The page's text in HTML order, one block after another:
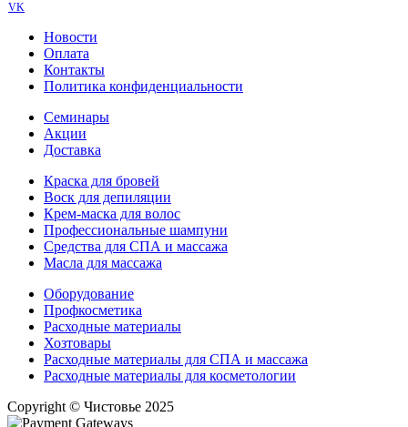
VK
Новости
Оплата
Контакты
Политика конфиденциальности
Семинары
Акции
Доставка
Краска для бровей
Воск для депиляции
Крем-маска для волос
Профессиональные шампуни
Средства для СПА и массажа
Масла для массажа
Оборудование
Профкосметика
Расходные материалы
Хозтовары
Расходные материалы для СПА и массажа
Расходные материалы для косметологии
Copyright © Чистовье 2025